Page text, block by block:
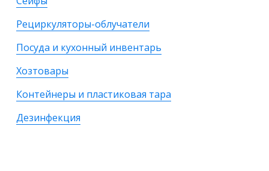
Рециркуляторы-облучатели
Посуда и кухонный инвентарь
Хозтовары
Контейнеры и пластиковая тара
Дезинфекция